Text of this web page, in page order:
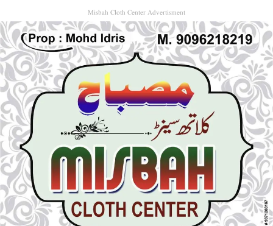
Misbah Cloth Center Advertisment